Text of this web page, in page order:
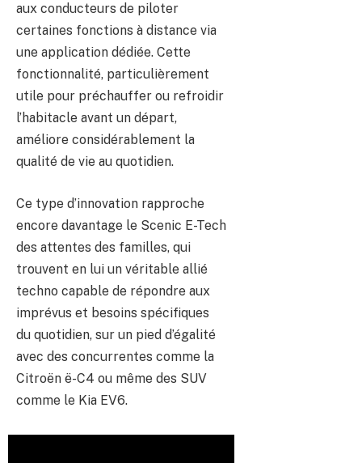
aux conducteurs de piloter
certaines fonctions à distance via
une application dédiée. Cette
fonctionnalité, particulièrement
utile pour préchauffer ou refroidir
l’habitacle avant un départ,
améliore considérablement la
qualité de vie au quotidien.
Ce type d’innovation rapproche
encore davantage le Scenic E-Tech
des attentes des familles, qui
trouvent en lui un véritable allié
techno capable de répondre aux
imprévus et besoins spécifiques
du quotidien, sur un pied d’égalité
avec des concurrentes comme la
Citroën ë-C4 ou même des SUV
comme le Kia EV6.